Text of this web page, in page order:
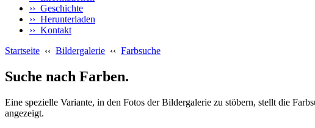
›› Geschichte
›› Herunterladen
›› Kontakt
Startseite ‹‹ Bildergalerie ‹‹ Farbsuche
Suche nach Farben.
Eine spezielle Variante, in den Fotos der Bildergalerie zu stöbern, stellt die
angezeigt.